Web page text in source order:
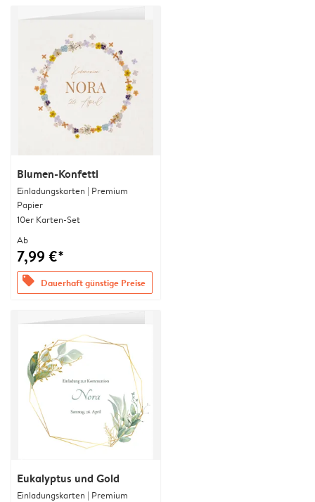
Blumen-Konfetti
Einladungskarten | Premium
Papier
10er Karten-Set
Ab
7,99 €*
offers Dauerhaft günstige Preise
Eukalyptus und Gold
Einladungskarten | Premium